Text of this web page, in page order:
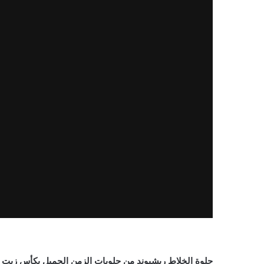
حلوة الخلاط ريشبوند من حلويات الزمن الجميل بكأس زيت